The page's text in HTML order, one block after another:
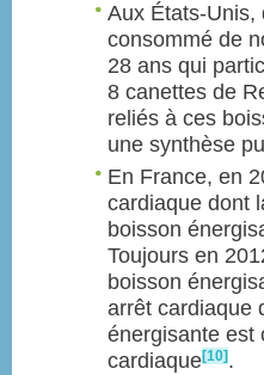
Aux États-Unis,
consommé de
28 ans qui
8 canettes de
reliés à ces
une synthèse
En France, en
cardiaque dont
boisson
Toujours en
boisson
arrêt cardiaque
énergisante est
cardiaque[10].